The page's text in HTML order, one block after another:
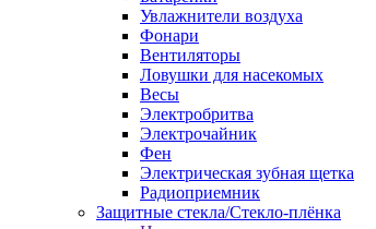
Увлажнители воздуха
Фонари
Вентиляторы
Ловушки для насекомых
Весы
Электробритва
Электрочайник
Фен
Электрическая зубная щетка
Радиоприемник
Защитные стекла/Стекло-плёнка